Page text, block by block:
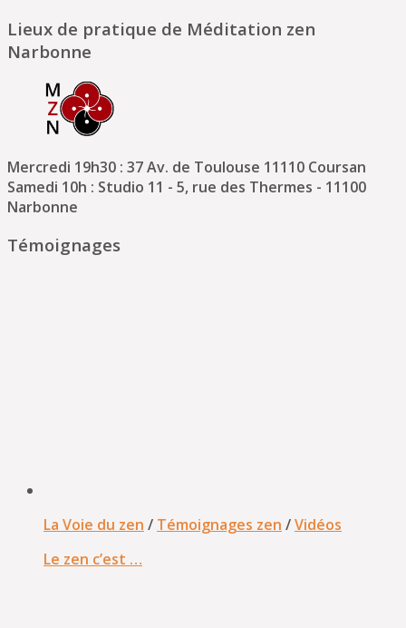
Lieux de pratique de Méditation zen
Narbonne
Mercredi 19h30 : 37 Av. de Toulouse 11110 Coursan
Samedi 10h : Studio 11 - 5, rue des Thermes - 11100
Narbonne
Témoignages
La Voie du zen / Témoignages zen /Vidéos
Le zen c’est …